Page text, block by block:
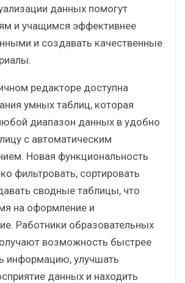
данных помогут
и учащимся эффективнее
и создавать качественные
редакторе доступна
умных таблиц, которая
диапазон данных в удобно
с автоматическим
Новая функциональность
фильтровать, сортировать
сводные таблицы, что
на оформление и
Работники образовательных
возможность быстрее
информацию, улучшать
данных и находить